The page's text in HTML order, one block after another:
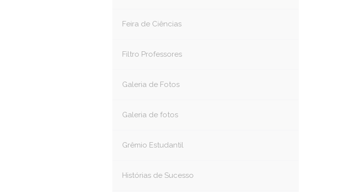
Feira de Ciências
Filtro Professores
Galeria de Fotos
Galeria de fotos
Grêmio Estudantil
Histórias de Sucesso